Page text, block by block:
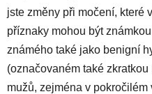
jste změny při močení, které
příznaky mohou být
známého také jako benigní
(označovaném také
mužů, zejména v pokročilém